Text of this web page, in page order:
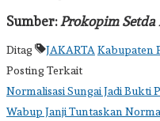
Sumber:Prokopim
Ditag JAKARTA Kabupaten
Posting Terkait
Normalisasi Sungai Jadi Bukti
Wabup Janji Tuntaskan